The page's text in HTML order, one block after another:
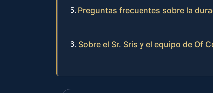
Preguntas frecuentes sobre la
Sobre el Sr. Sris y el equipo de Of